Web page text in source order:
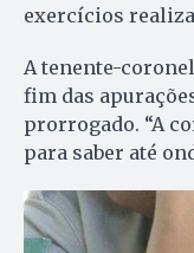
exercícios
A tenente-
fim das
prorrogado. “A
para saber até